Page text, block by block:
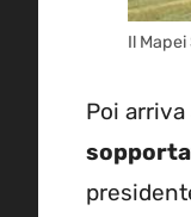
Il
Poi